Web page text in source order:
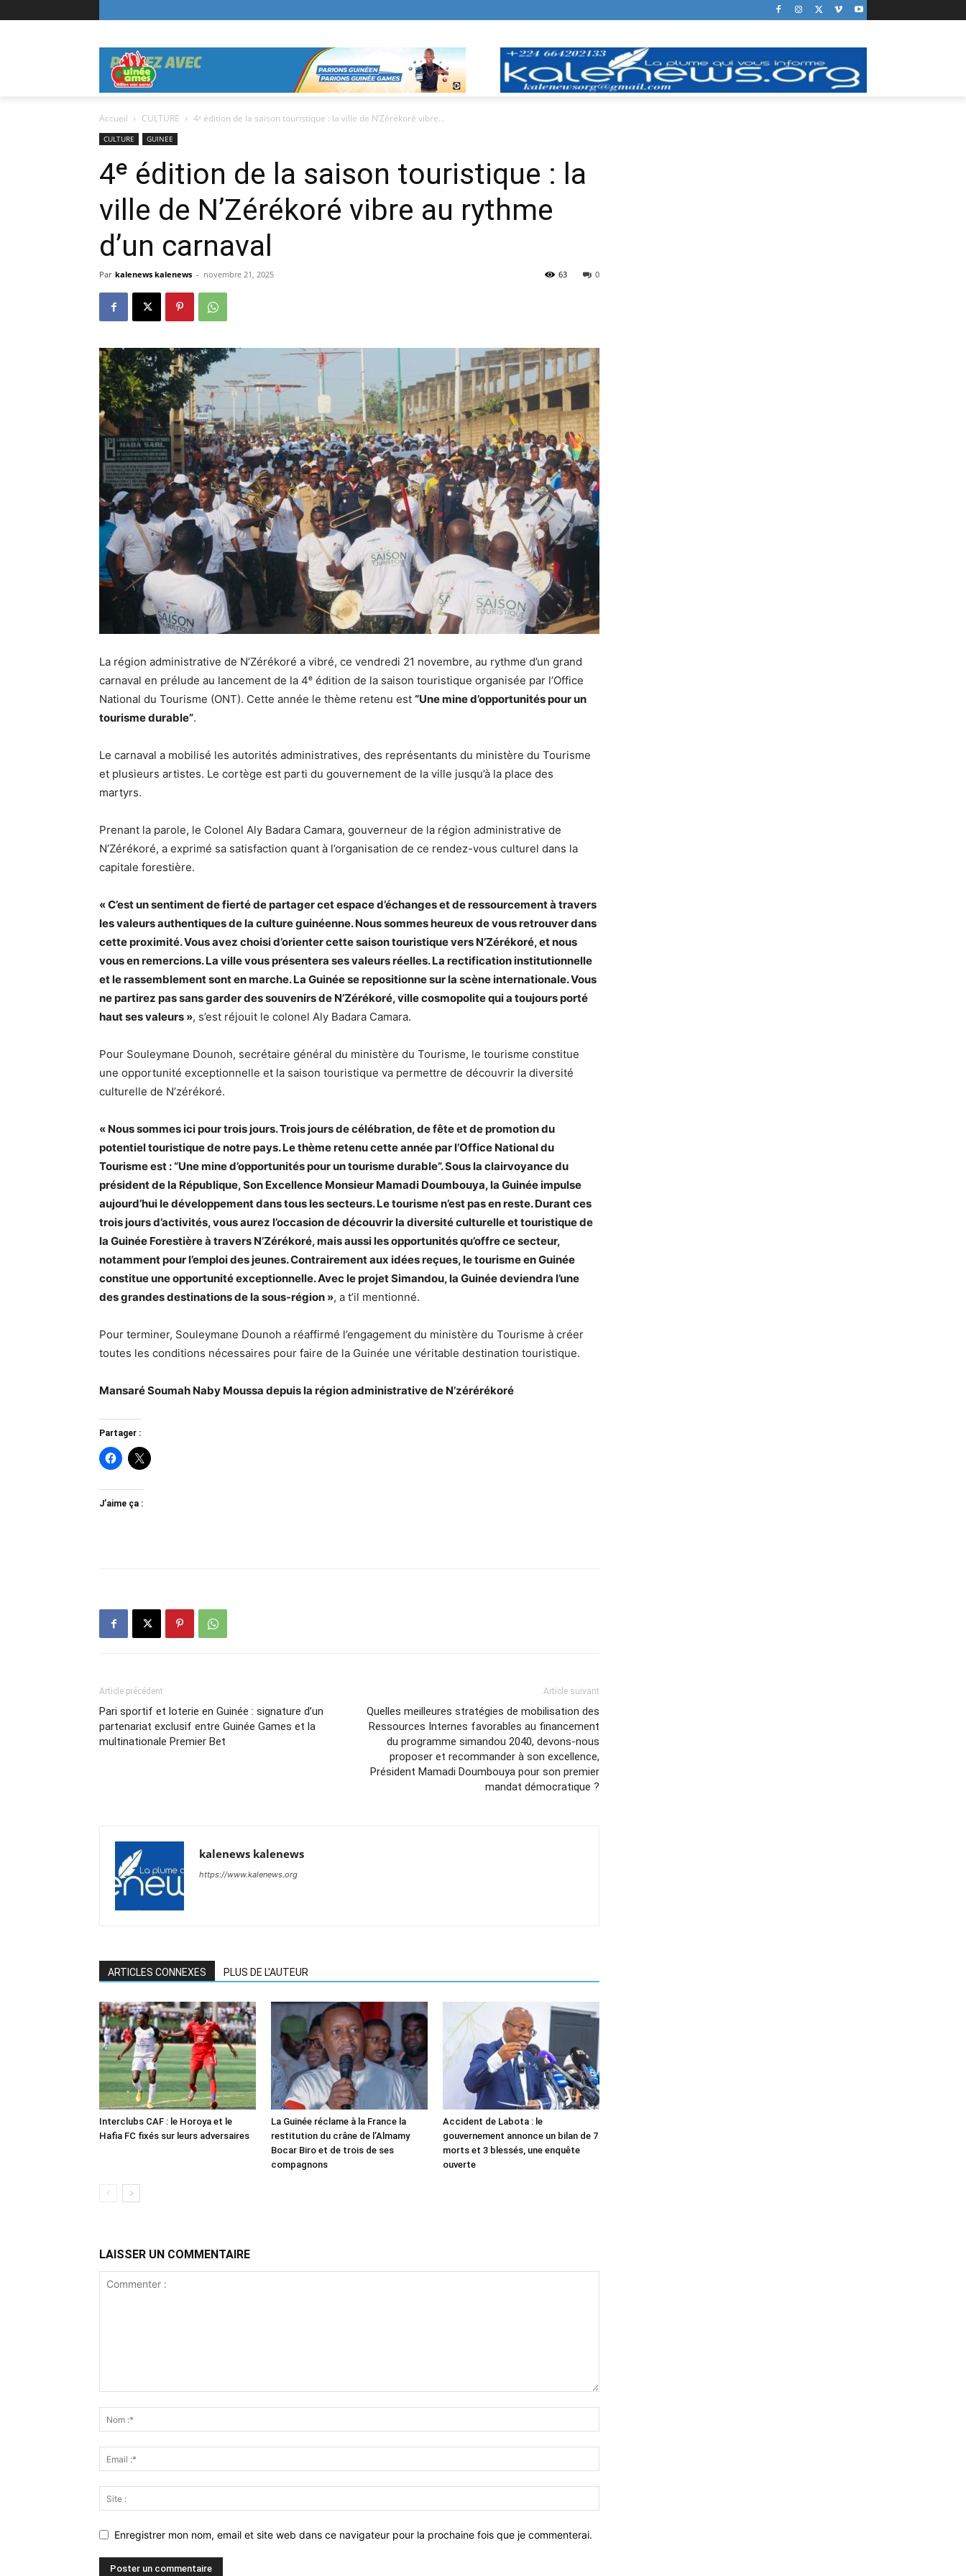
Accueil CULTURE 4ᵉ édition de la saison touristique : la ville de N’Zérékoré vibre...
CULTURE GUINEE
4ᵉ édition de la saison touristique : la
ville de N’Zérékoré vibre au rythme
d’un carnaval
Par kalenews kalenews - novembre 21, 2025 0
63
La région administrative de N’Zérékoré a vibré, ce vendredi 21 novembre, au rythme d’un grand
carnaval en prélude au lancement de la 4ᵉ édition de la saison touristique organisée par l’Office
National du Tourisme (ONT). Cette année le thème retenu est “Une mine d’opportunités pour un
tourisme durable”.
Le carnaval a mobilisé les autorités administratives, des représentants du ministère du Tourisme
et plusieurs artistes. Le cortège est parti du gouvernement de la ville jusqu’à la place des
martyrs.
Prenant la parole, le Colonel Aly Badara Camara, gouverneur de la région administrative de
N’Zérékoré, a exprimé sa satisfaction quant à l’organisation de ce rendez-vous culturel dans la
capitale forestière.
« C’est un sentiment de fierté de partager cet espace d’échanges et de ressourcement à travers
les valeurs authentiques de la culture guinéenne. Nous sommes heureux de vous retrouver dans
cette proximité. Vous avez choisi d’orienter cette saison touristique vers N’Zérékoré, et nous
vous en remercions. La ville vous présentera ses valeurs réelles. La rectification institutionnelle
et le rassemblement sont en marche. La Guinée se repositionne sur la scène internationale. Vous
ne partirez pas sans garder des souvenirs de N’Zérékoré, ville cosmopolite qui a toujours porté
haut ses valeurs », s’est réjouit le colonel Aly Badara Camara.
Pour Souleymane Dounoh, secrétaire général du ministère du Tourisme, le tourisme constitue
une opportunité exceptionnelle et la saison touristique va permettre de découvrir la diversité
culturelle de N’zérékoré.
« Nous sommes ici pour trois jours. Trois jours de célébration, de fête et de promotion du
potentiel touristique de notre pays. Le thème retenu cette année par l’Office National du
Tourisme est : “Une mine d’opportunités pour un tourisme durable”. Sous la clairvoyance du
président de la République, Son Excellence Monsieur Mamadi Doumbouya, la Guinée impulse
aujourd’hui le développement dans tous les secteurs. Le tourisme n’est pas en reste. Durant ces
trois jours d’activités, vous aurez l’occasion de découvrir la diversité culturelle et touristique de
la Guinée Forestière à travers N’Zérékoré, mais aussi les opportunités qu’offre ce secteur,
notamment pour l’emploi des jeunes. Contrairement aux idées reçues, le tourisme en Guinée
constitue une opportunité exceptionnelle. Avec le projet Simandou, la Guinée deviendra l’une
des grandes destinations de la sous-région », a t’il mentionné.
Pour terminer, Souleymane Dounoh a réaffirmé l’engagement du ministère du Tourisme à créer
toutes les conditions nécessaires pour faire de la Guinée une véritable destination touristique.
Mansaré Soumah Naby Moussa depuis la région administrative de N’zérérékoré
Partager :
J’aime ça :
Article précédent
Pari sportif et loterie en Guinée : signature d’un
partenariat exclusif entre Guinée Games et la
multinationale Premier Bet
Article suivant
Quelles meilleures stratégies de mobilisation des
Ressources Internes favorables au financement
du programme simandou 2040, devons-nous
proposer et recommander à son excellence,
Président Mamadi Doumbouya pour son premier
mandat démocratique ?
kalenews kalenews
https://www.kalenews.org
ARTICLES CONNEXES PLUS DE L'AUTEUR
Interclubs CAF : le Horoya et le
Hafia FC fixés sur leurs adversaires
La Guinée réclame à la France la
restitution du crâne de l’Almamy
Bocar Biro et de trois de ses
compagnons
Accident de Labota : le
gouvernement annonce un bilan de 7
morts et 3 blessés, une enquête
ouverte
LAISSER UN COMMENTAIRE
Enregistrer mon nom, email et site web dans ce navigateur pour la prochaine fois que je commenterai.